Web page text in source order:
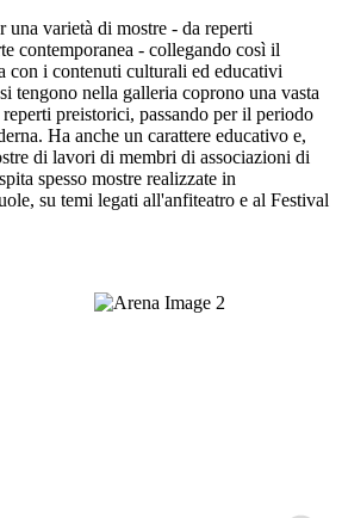
una varietà di mostre - da reperti
contemporanea - collegando così il
con i contenuti culturali ed educativi
tengono nella galleria coprono una vasta
preistorici, passando per il periodo
Ha anche un carattere educativo e,
di lavori di membri di associazioni di
spesso mostre realizzate in
su temi legati all'anfiteatro e al Festival